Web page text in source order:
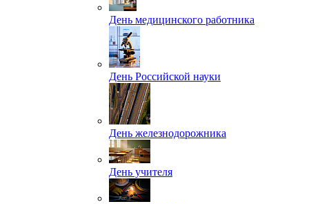
День медицинского работника
День Российской науки
День железнодорожника
День учителя